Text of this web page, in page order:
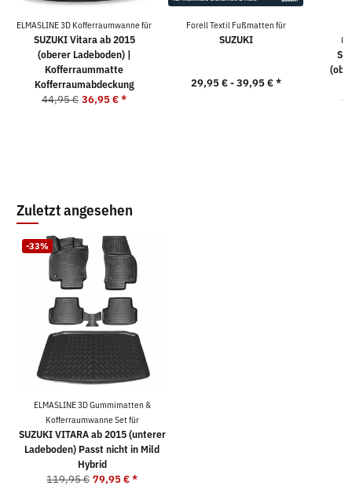
ELMASLINE 3D Kofferraumwanne für
SUZUKI Vitara ab 2015
(oberer Ladeboden) |
Kofferraummatte
Kofferraumabdeckung
44,95 € 36,95 €*
Forell Textil Fußmatten für
SUZUKI
29,95 € -39,95 €*
Zuletzt angesehen
-33%
ELMASLINE 3D Gummimatten &
Kofferraumwanne Set für
SUZUKI VITARA ab 2015 (unterer
Ladeboden) Passt nicht in Mild
Hybrid
119,95 € 79,95 €*